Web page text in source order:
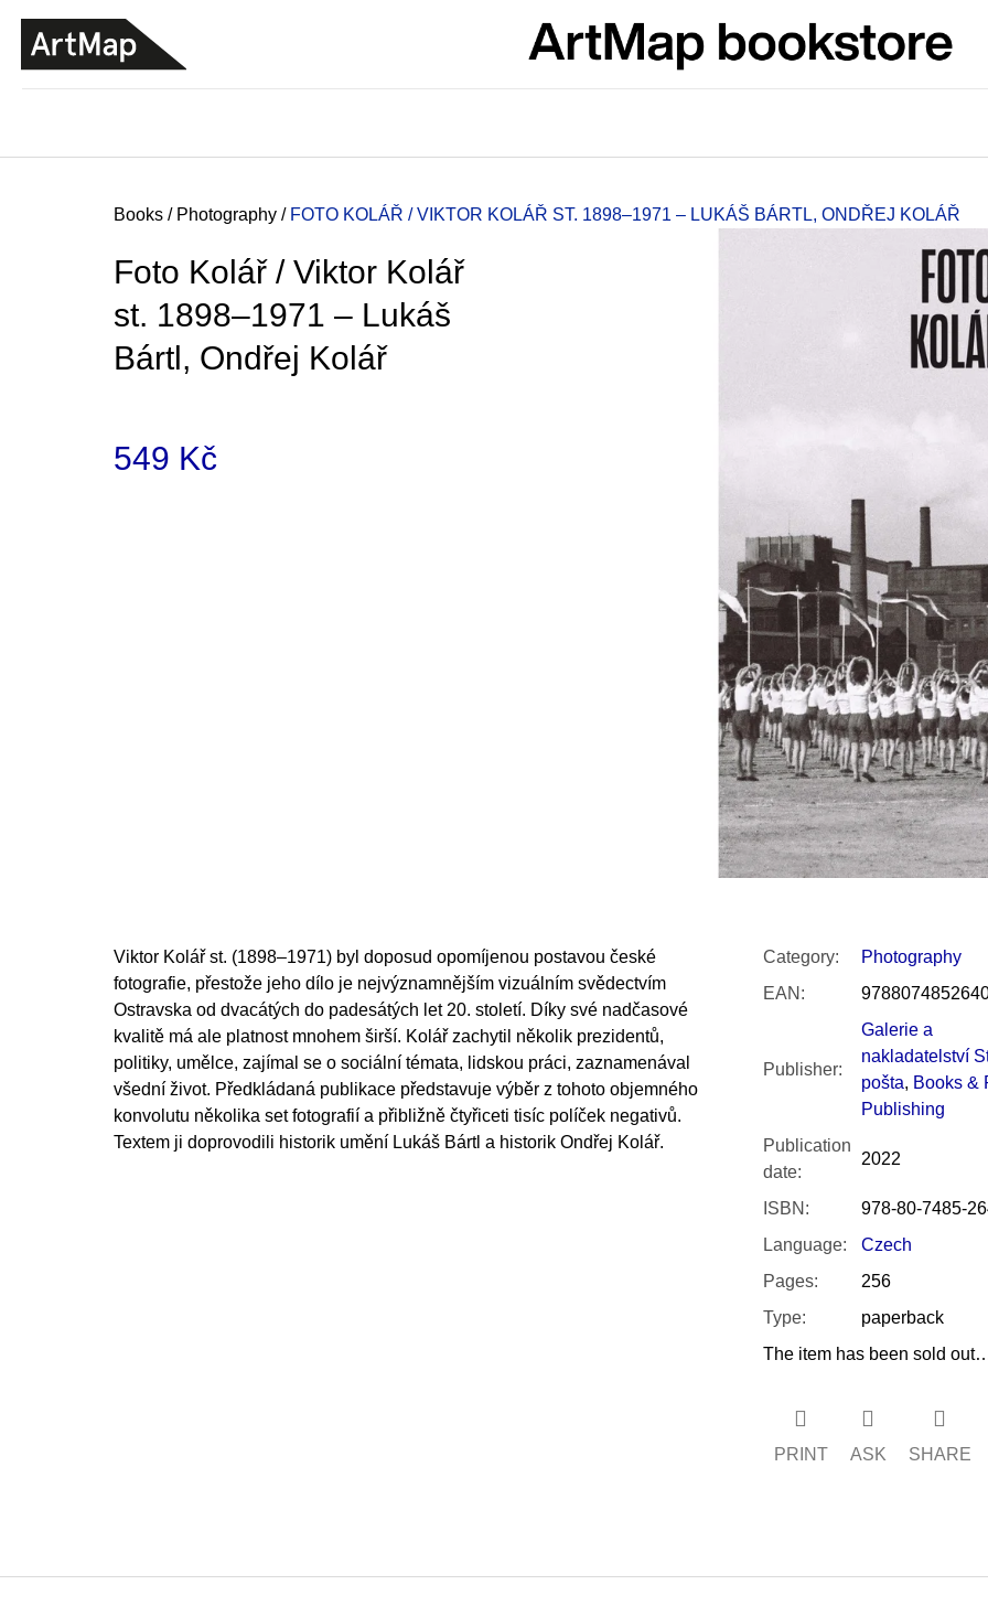
Home
Books / Photography / FOTO KOLÁŘ / VIKTOR KOLÁŘ ST. 1898–1971 – LUKÁŠ BÁRTL, ONDŘEJ KOLÁŘ
Foto Kolář / Viktor Kolář
st. 1898–1971 – Lukáš
Bártl, Ondřej Kolář
549 Kč
Viktor Kolář st. (1898–1971) byl doposud opomíjenou postavou české
fotografie, přestože jeho dílo je nejvýznamnějším vizuálním svědectvím
Ostravska od dvacátých do padesátých let 20. století. Díky své nadčasové
kvalitě má ale platnost mnohem širší. Kolář zachytil několik prezidentů,
politiky, umělce, zajímal se o sociální témata, lidskou práci, zaznamenával
všední život. Předkládaná publikace představuje výběr z tohoto objemného
konvolutu několika set fotografií a přibližně čtyřiceti tisíc políček negativů.
Textem ji doprovodili historik umění Lukáš Bártl a historik Ondřej Kolář.
Category:
Photography
EAN :
Publisher:
Galerie a
nakladatelství
pošta, Books &
Publishing
Publication
date:
2022
ISBN :
978-80-7485-
Language:
Czech
Pages:
256
Type:
paperback
The item has been sold
PRINT ASK SHARE
BACK
SHOPPING
BACK
SHOPPING
SEARCH
JMÉNO
300 Kč
Was:
350 Kč